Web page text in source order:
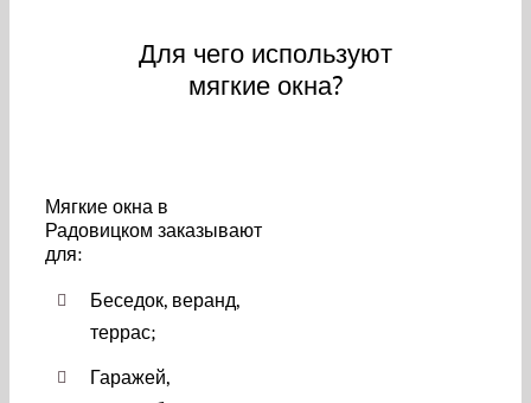
Для чего используют
мягкие окна?
Мягкие окна в
Радовицком заказывают
для:
Беседок, веранд,
террас;
Гаражей,